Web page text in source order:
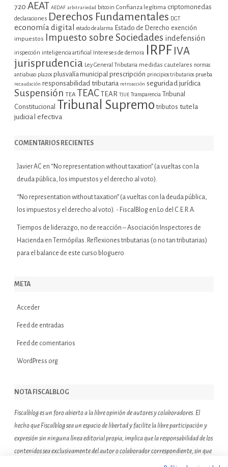
720 AEAT AEDAF arbitrariedad bitcoin Confianza legítima criptomonedas
declaraciones Derechos Fundamentales DGT
economía digital estado de alarma Estado de Derecho exención
impuestos Impuesto sobre Sociedades indefensión
inspección inteligencia artificial Intereses de demora IRPF IVA
jurisprudencia Ley General Tributaria medidas cautelares normas
antiabuso plazos plusvalía municipal prescripción principios tributarios prueba
recaudación responsabilidad tributaria retroacción seguridad jurídica
Suspensión TEA TEAC TEAR TJUE Transparencia Tribunal
Constitucional Tribunal Supremo tributos tutela
judicial efectiva
COMENTARIOS RECIENTES
Javier AC en “No representation without taxation” (a vueltas con la
deuda pública, los impuestos y el derecho al voto).
“No representation without taxation” (a vueltas con la deuda pública,
los impuestos y el derecho al voto). - FiscalBlog en Lo del C.E.R.A.
Tiempos de liderazgo, no de reacción – Asociación Inspectores de
Hacienda en
Termópilas. Reflexiones tributarias (o no tan tributarias)
para el balance de este curso bloguero
META
Acceder
Feed de entradas
Feed de comentarios
WordPress.org
NOTA FISCALBLOG
Fiscalblog es un foro abierto a la libre opinión de autores y colaboradores. El
hecho que Fiscalblog sea un espacio de libertad y facilite la libre participación y
expresión sin ninguna línea editorial propia, implica que la responsabilidad de los
contenidos sea exclusivamente del autor o colaborador correspondiente, sin que
ello suponga que el resto de miembros de la comunidad de Fiscalblog asuman o